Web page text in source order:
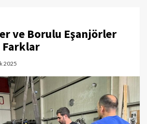
ve Borulu Eşanjörler
Farklar
2025